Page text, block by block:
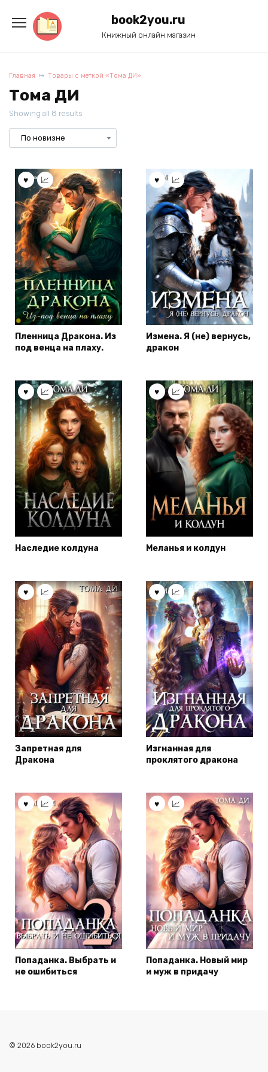
содержанию
book2you.ru
Книжный онлайн магазин
Главная Товары с меткой «Тома ДИ»
Тома ДИ
Showing all 8 results
Пленница Дракона. Из
под венца на плаху.
Измена. Я (не) вернусь,
дракон
Наследие колдуна Меланья и колдун
Запретная для
Дракона
Изгнанная для
проклятого дракона
Попаданка. Выбрать и
не ошибиться
Попаданка. Новый мир
и муж в придачу
© 2026 book2you.ru